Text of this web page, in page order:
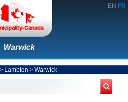
EN FR
Warwick
> Lambton > Warwick